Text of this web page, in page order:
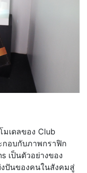
เดลของ Club
กอบกับภาพกราฟิก
เป็นตัวอย่างของ
ปันของคนในสังคมสู่